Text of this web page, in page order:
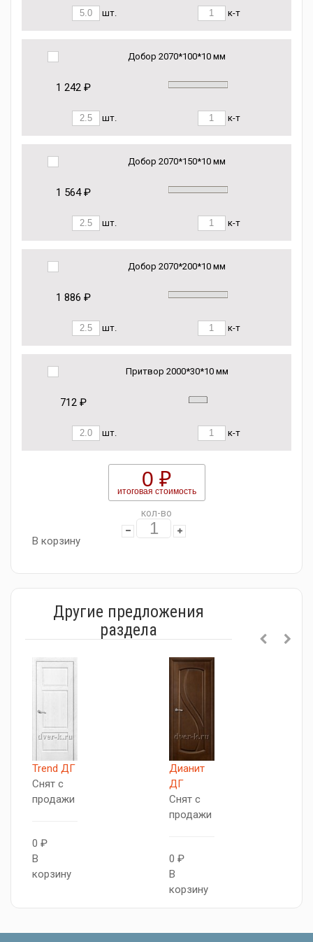
шт. к-т
Добор 2070*100*10 мм
1 242 ₽
шт. к-т
Добор 2070*150*10 мм
1 564 ₽
шт. к-т
Добор 2070*200*10 мм
1 886 ₽
шт. к-т
Притвор 2000*30*10 мм
712 ₽
шт. к-т
0 ₽
итоговая стоимость
кол-во
В корзину
Другие предложения
раздела
Trend ДГ
Снят с
продажи
0 ₽
В
корзину
Дианит
ДГ
Снят с
продажи
0 ₽
В
корзину